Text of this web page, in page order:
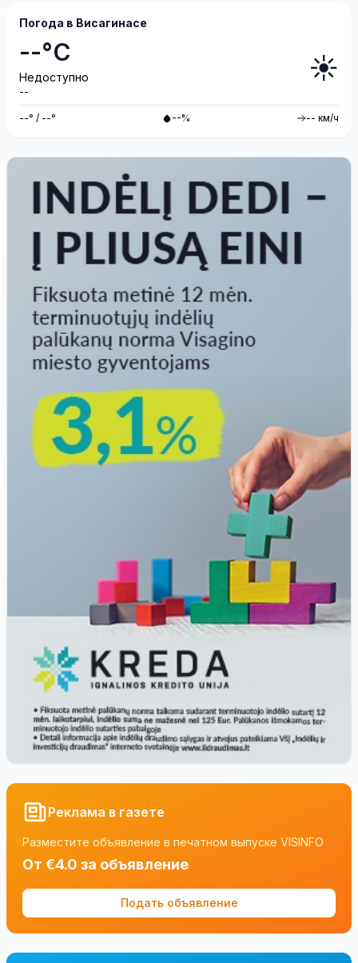
Погода в Висагинасе
--°C
Недоступно
--
☀️
--° / --° --% -- км/ч
Реклама в газете
Разместите объявление в печатном выпуске VISINFO
От €4.0 за объявление
Подать объявление